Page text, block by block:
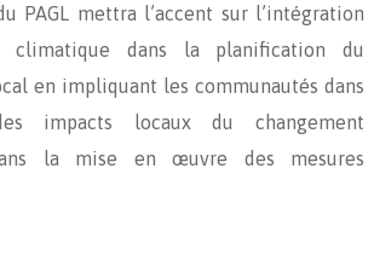
PAGL mettra l’accent sur l’intégration
dans la planification du
en impliquant les communautés dans
impacts locaux du changement
la mise en œuvre des mesures